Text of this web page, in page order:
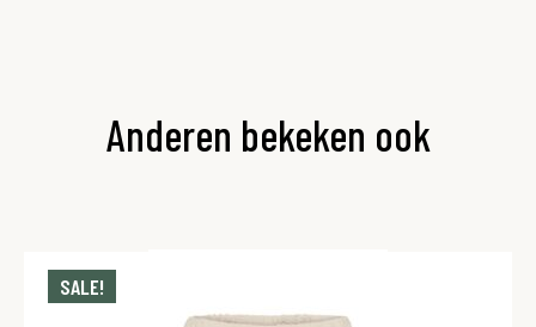
Anderen bekeken ook
SALE!